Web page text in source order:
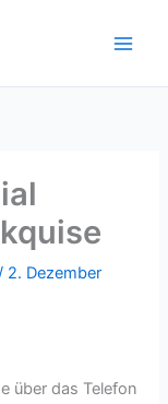
2. Dezember
über das Telefon